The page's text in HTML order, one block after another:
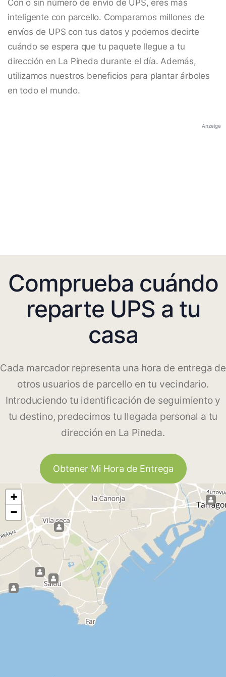
Con o sin número de envío de UPS, eres más
inteligente con parcello. Comparamos millones de
envíos de UPS con tus datos y podemos decirte
cuándo se espera que tu paquete llegue a tu
dirección en La Pineda durante el día. Además,
utilizamos nuestros beneficios para plantar árboles
en todo el mundo.
Anzeige
Comprueba cuándo
reparte UPS a tu
casa
Cada marcador representa una hora de entrega de
otros usuarios de parcello en tu vecindario.
Introduciendo tu identificación de seguimiento y
tu destino, predecimos tu llegada personal a tu
dirección en La Pineda.
Obtener Mi Hora de Entrega
+
−